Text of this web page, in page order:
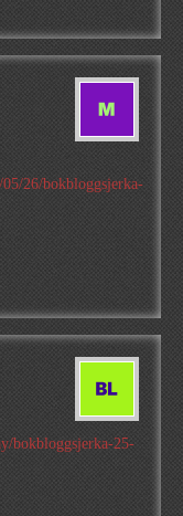
26/bokbloggsjerka-
bokbloggsjerka-25-